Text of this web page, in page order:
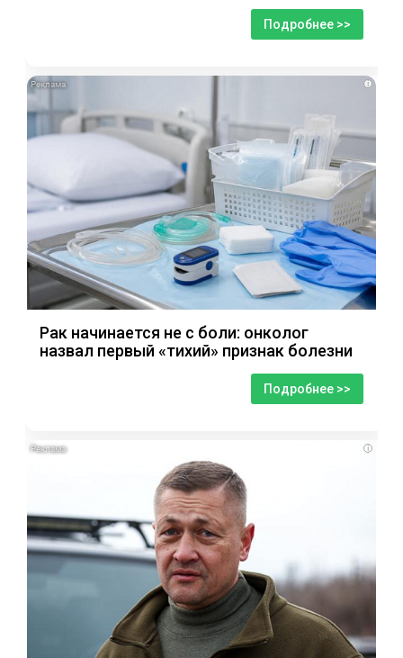
Подробнее >>
i
Рак начинается не с боли: онколог
назвал первый «тихий» признак болезни
Подробнее >>
i